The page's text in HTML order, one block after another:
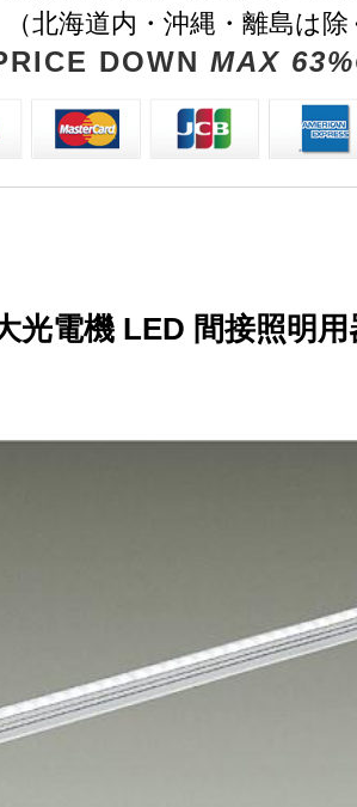
（北海道内・沖縄・離島は
DOWN MAX
光電機 LED 間接照明